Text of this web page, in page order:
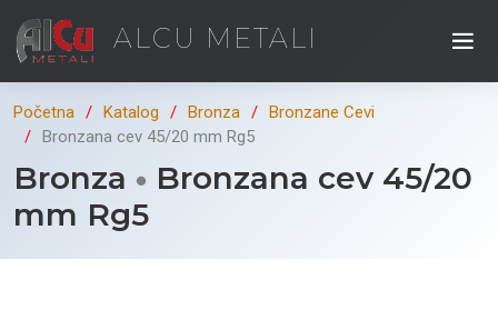
ALCU METALI
Početna Katalog Bronza
Bronzane Cevi
Bronzana cev 45/20 mm Rg5
Bronza
Bronzana cev 45/20
mm Rg5